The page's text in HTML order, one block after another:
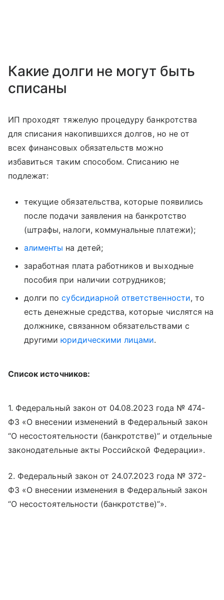
Какие долги не могут быть
списаны
ИП проходят тяжелую процедуру банкротства
для списания накопившихся долгов, но не от
всех финансовых обязательств можно
избавиться таким способом. Списанию не
подлежат:
текущие обязательства, которые появились
после подачи заявления на банкротство
(штрафы, налоги, коммунальные платежи);
алименты на детей;
заработная плата работников и выходные
пособия при наличии сотрудников;
долги посубсидиарной ответственности, то
есть денежные средства, которые числятся на
должнике, связанном обязательствами с
другимиюридическими лицами.
Список источников:
1. Федеральный закон от 04.08.2023 года № 474-
ФЗ «О внесении изменений в Федеральный закон
“О несостоятельности (банкротстве)” и отдельные
законодательные акты Российской Федерации».
2. Федеральный закон от 24.07.2023 года № 372-
ФЗ «О внесении изменения в Федеральный закон
“О несостоятельности (банкротстве)”».